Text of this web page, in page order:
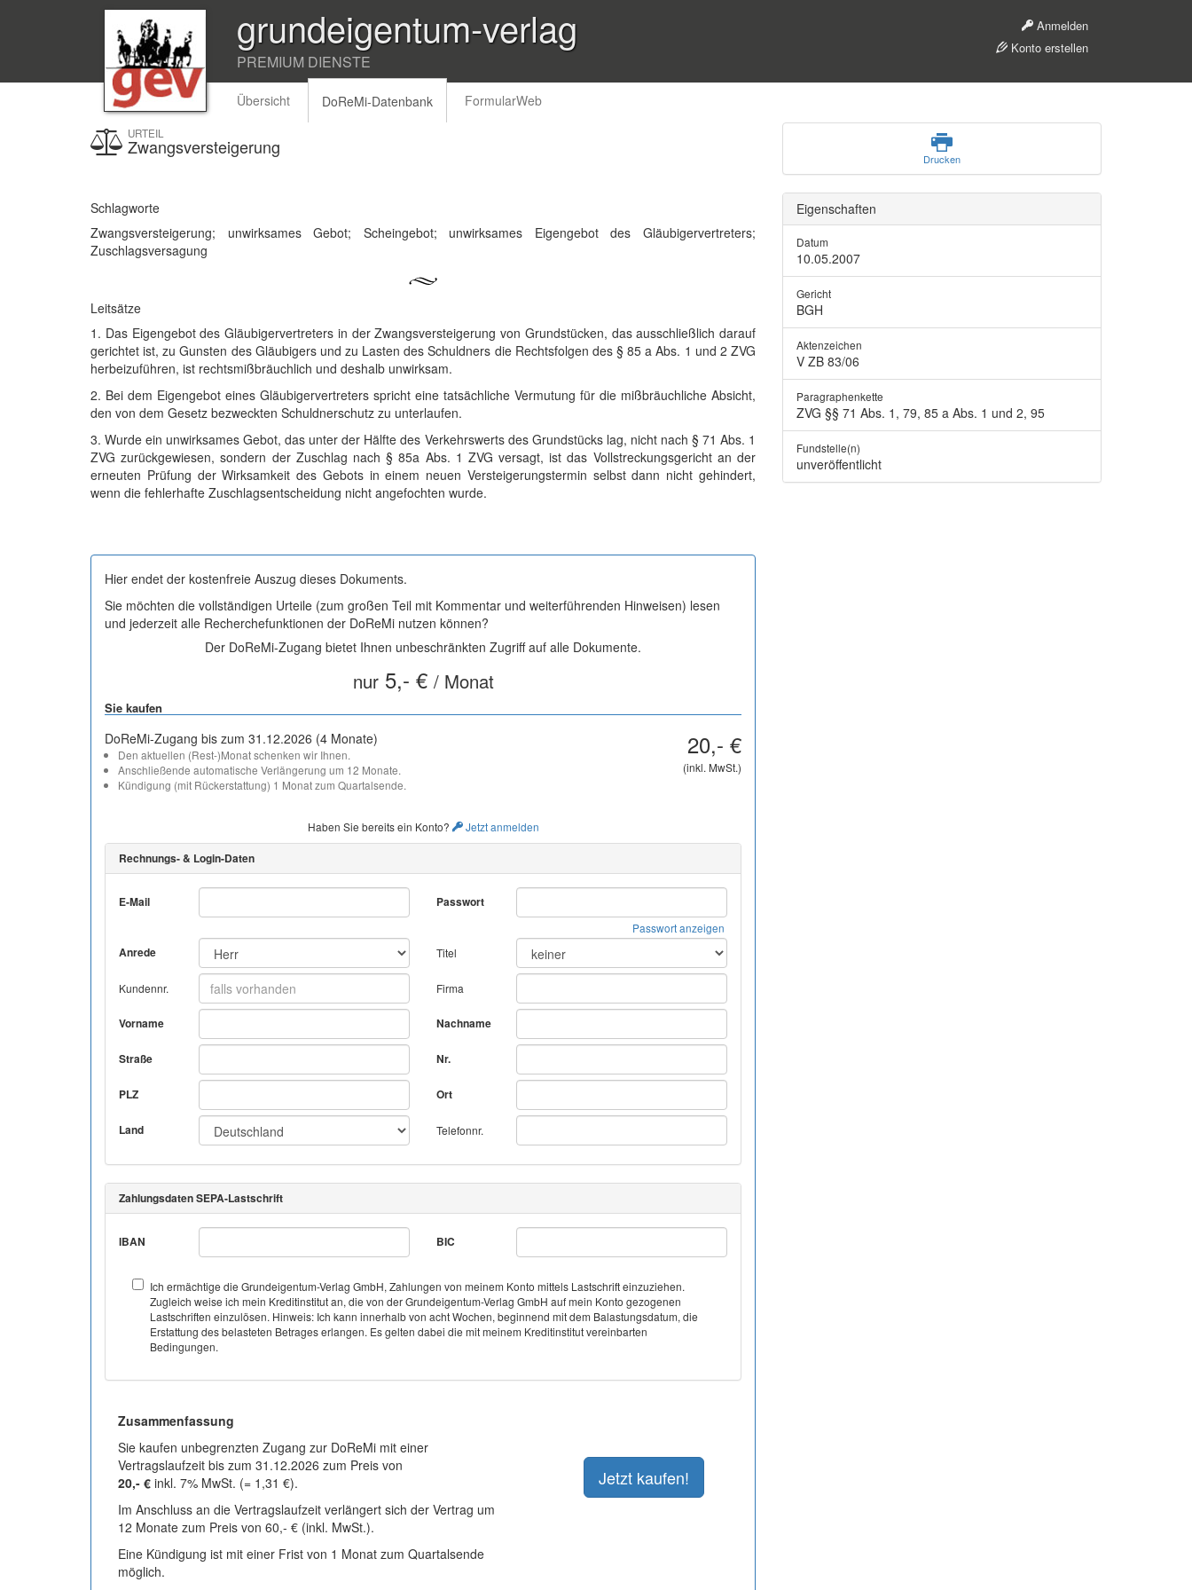
Anmelden
Konto erstellen
grundeigentum-verlag
PREMIUM DIENSTE
Übersicht DoReMi-Datenbank FormularWeb
URTEIL
Zwangsversteigerung
Schlagworte
Zwangsversteigerung; unwirksames Gebot; Scheingebot; unwirksames Eigengebot des Gläubigervertreters;
Zuschlagsversagung
Leitsätze
1. Das Eigengebot des Gläubigervertreters in der Zwangsversteigerung von Grundstücken, das ausschließlich darauf
gerichtet ist, zu Gunsten des Gläubigers und zu Lasten des Schuldners die Rechtsfolgen des § 85 a Abs. 1 und 2 ZVG
herbeizuführen, ist rechtsmißbräuchlich und deshalb unwirksam.
2. Bei dem Eigengebot eines Gläubigervertreters spricht eine tatsächliche Vermutung für die mißbräuchliche Absicht,
den von dem Gesetz bezweckten Schuldnerschutz zu unterlaufen.
3. Wurde ein unwirksames Gebot, das unter der Hälfte des Verkehrswerts des Grundstücks lag, nicht nach § 71 Abs. 1
ZVG zurückgewiesen, sondern der Zuschlag nach § 85a Abs. 1 ZVG versagt, ist das Vollstreckungsgericht an der
erneuten Prüfung der Wirksamkeit des Gebots in einem neuen Versteigerungstermin selbst dann nicht gehindert,
wenn die fehlerhafte Zuschlagsentscheidung nicht angefochten wurde.
Hier endet der kostenfreie Auszug dieses Dokuments.
Sie möchten die vollständigen Urteile (zum großen Teil mit Kommentar und weiterführenden Hinweisen) lesen
und jederzeit alle Recherchefunktionen der DoReMi nutzen können?
Der DoReMi-Zugang bietet Ihnen unbeschränkten Zugriff auf alle Dokumente.
nur5,- € / Monat
Sie kaufen
DoReMi-Zugang bis zum 31.12.2026 (4 Monate)
Den aktuellen (Rest-)Monat schenken wir Ihnen.
Anschließende automatische Verlängerung um 12 Monate.
Kündigung (mit Rückerstattung) 1 Monat zum Quartalsende.
20,- €
(inkl. MwSt.)
Haben Sie bereits ein Konto? Jetzt anmelden
Rechnungs- & Login-Daten
E-Mail Passwort
Passwort anzeigen
Anrede Titel
Kundennr. Firma
Vorname Nachname
Straße Nr.
PLZ Ort
Land Telefonnr.
Zahlungsdaten SEPA-Lastschrift
IBAN BIC
Ich ermächtige die Grundeigentum-Verlag GmbH, Zahlungen von meinem Konto mittels Lastschrift einzuziehen.
Zugleich weise ich mein Kreditinstitut an, die von der Grundeigentum-Verlag GmbH auf mein Konto gezogenen
Lastschriften einzulösen. Hinweis: Ich kann innerhalb von acht Wochen, beginnend mit dem Balastungsdatum, die
Erstattung des belasteten Betrages erlangen. Es gelten dabei die mit meinem Kreditinstitut vereinbarten
Bedingungen.
Zusammenfassung
Sie kaufen unbegrenzten Zugang zur DoReMi mit einer
Vertragslaufzeit bis zum 31.12.2026 zum Preis von
20,- € inkl. 7% MwSt. (= 1,31 €).
Im Anschluss an die Vertragslaufzeit verlängert sich der Vertrag um
12 Monate zum Preis von 60,- € (inkl. MwSt.).
Eine Kündigung ist mit einer Frist von 1 Monat zum Quartalsende
möglich.
Drucken
Eigenschaften
Datum
10.05.2007
Gericht
BGH
Aktenzeichen
V ZB 83/06
Paragraphenkette
ZVG §§ 71 Abs. 1, 79, 85 a Abs. 1 und 2, 95
Fundstelle(n)
unveröffentlicht